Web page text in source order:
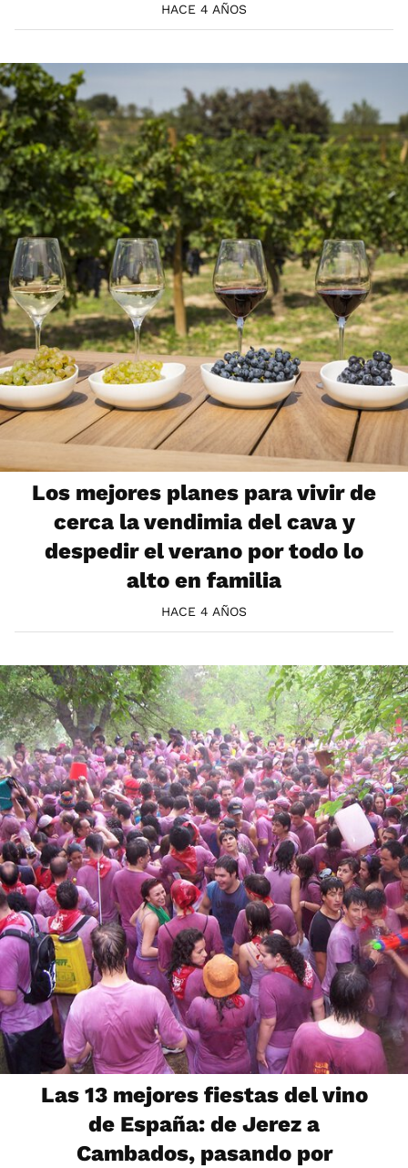
HACE 4 AÑOS
Los mejores planes para vivir de
cerca la vendimia del cava y
despedir el verano por todo lo
alto en familia
HACE 4 AÑOS
Las 13 mejores fiestas del vino
de España: de Jerez a
Cambados, pasando por